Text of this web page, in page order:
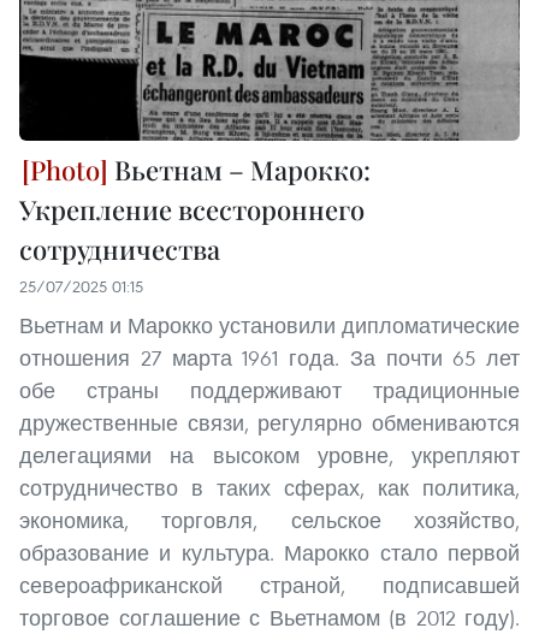
Вьетнам – Марокко:
Укрепление всестороннего
сотрудничества
25/07/2025 01:15
Вьетнам и Марокко установили дипломатические
отношения 27 марта 1961 года. За почти 65 лет
обе страны поддерживают традиционные
дружественные связи, регулярно обмениваются
делегациями на высоком уровне, укрепляют
сотрудничество в таких сферах, как политика,
экономика, торговля, сельское хозяйство,
образование и культура. Марокко стало первой
североафриканской страной, подписавшей
торговое соглашение с Вьетнамом (в 2012 году).